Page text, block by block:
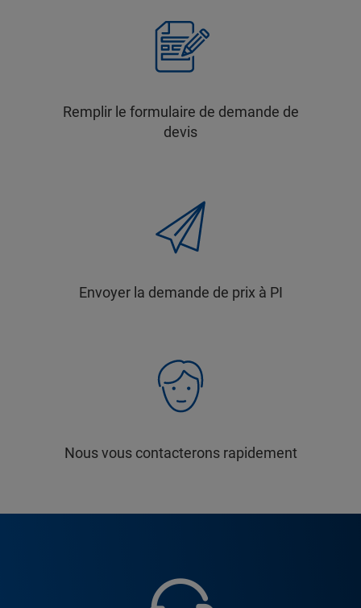
Remplir le formulaire de demande de
devis
Envoyer la demande de prix à PI
Nous vous contacterons rapidement